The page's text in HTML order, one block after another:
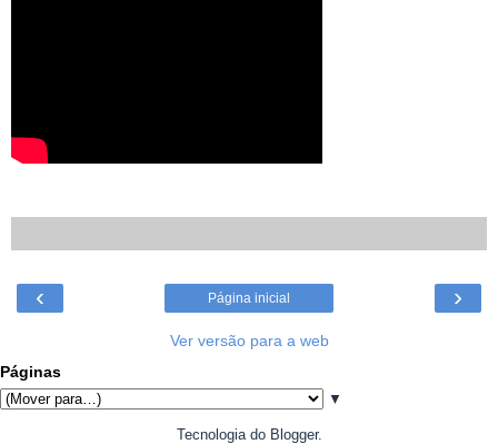
‹ ›
Página inicial
Ver versão para a web
Páginas
▼
Tecnologia do Blogger.